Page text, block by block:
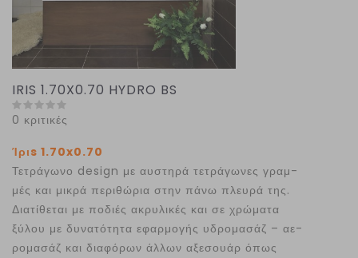
IRIS 1.70X0.70 HYDRO BS
0 κριτικές
Ίριs 1.70x0.70
Τετράγωνο design με αυστηρά τετράγωνες γραμ-
μές και μικρά περιθώρια στην πάνω πλευρά της.
Διατίθεται με ποδιές ακρυλικές και σε χρώματα
ξύλου με δυνατότητα εφαρμογής υδρομασάζ – αε-
ρομασάζ και διαφόρων άλλων αξεσουάρ όπως